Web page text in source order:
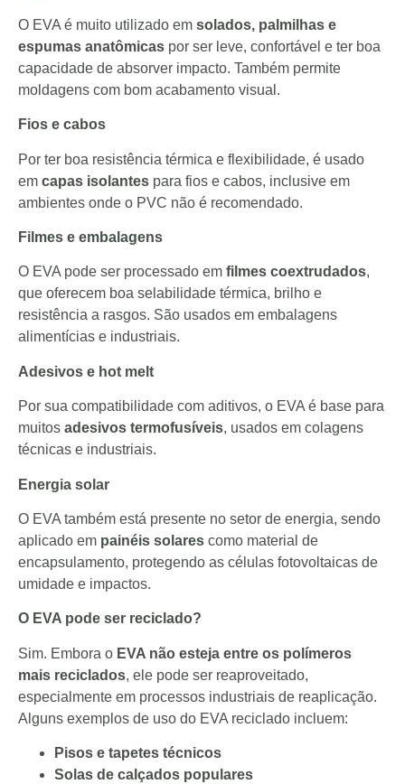
O EVA é muito utilizado em solados, palmilhas e
espumas anatômicas por ser leve, confortável e ter boa
capacidade de absorver impacto. Também permite
moldagens com bom acabamento visual.
Fios e cabos
Por ter boa resistência térmica e flexibilidade, é usado
em capas isolantes para fios e cabos, inclusive em
ambientes onde o PVC não é recomendado.
Filmes e embalagens
O EVA pode ser processado em filmes coextrudados,
que oferecem boa selabilidade térmica, brilho e
resistência a rasgos. São usados em embalagens
alimentícias e industriais.
Adesivos e hot melt
Por sua compatibilidade com aditivos, o EVA é base para
muitos adesivos termofusíveis, usados em colagens
técnicas e industriais.
Energia solar
O EVA também está presente no setor de energia, sendo
aplicado em painéis solares como material de
encapsulamento, protegendo as células fotovoltaicas de
umidade e impactos.
O EVA pode ser reciclado?
Sim. Embora o EVA não esteja entre os polímeros
mais reciclados, ele pode ser reaproveitado,
especialmente em processos industriais de reaplicação.
Alguns exemplos de uso do EVA reciclado incluem:
Pisos e tapetes técnicos
Solas de calçados populares